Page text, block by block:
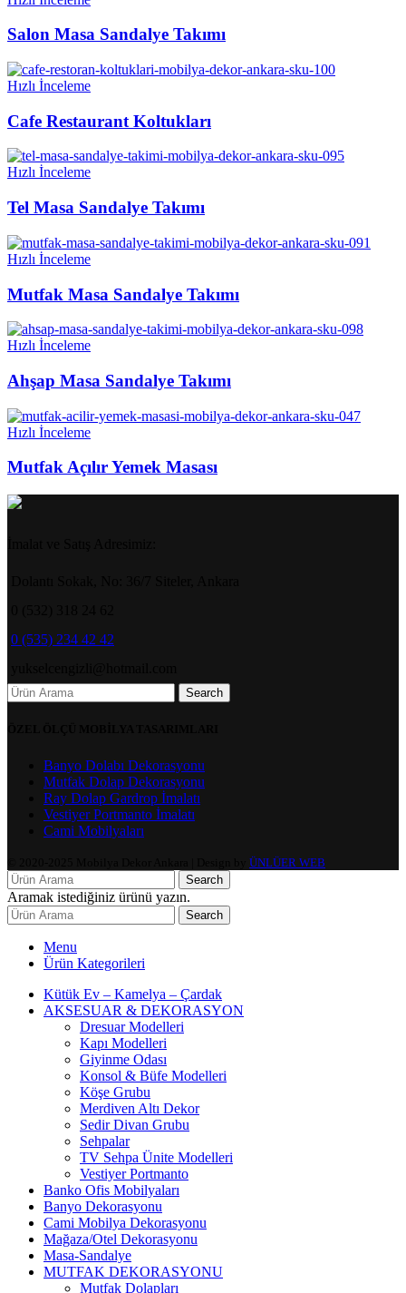
Salon Masa Sandalye Takımı
Hızlı İnceleme
Cafe Restaurant Koltukları
Hızlı İnceleme
Tel Masa Sandalye Takımı
Hızlı İnceleme
Mutfak Masa Sandalye Takımı
Hızlı İnceleme
Ahşap Masa Sandalye Takımı
Hızlı İnceleme
Mutfak Açılır Yemek Masası
0 (535) 234 42 42
Search
Banyo Dolabı Dekorasyonu
Mutfak Dolap Dekorasyonu
Ray Dolap Gardrop İmalatı
Vestiyer Portmanto İmalatı
Cami Mobilyaları
ÜNLÜER WEB
Search
Aramak istediğiniz ürünü yazın.
Search
Menu
Ürün Kategorileri
Kütük Ev – Kamelya – Çardak
AKSESUAR & DEKORASYON
Dresuar Modelleri
Kapı Modelleri
Giyinme Odası
Konsol & Büfe Modelleri
Köşe Grubu
Merdiven Altı Dekor
Sedir Divan Grubu
Sehpalar
TV Sehpa Ünite Modelleri
Vestiyer Portmanto
Banko Ofis Mobilyaları
Banyo Dekorasyonu
Cami Mobilya Dekorasyonu
Mağaza/Otel Dekorasyonu
Masa-Sandalye
MUTFAK DEKORASYONU
Mutfak Dolapları